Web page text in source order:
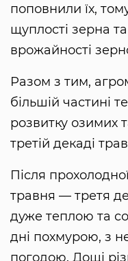
поповнили їх,
щуплості зерна
врожайності
Разом з тим,
більшій частині
розвитку озимих
третій декаді
Після
травня — третя
дуже теплою та
дні похмурою, з
погодою. Дощі